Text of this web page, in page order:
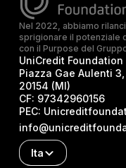
Nel 2022, abbiamo
sprigionare il potenziale
con il Purpose del
UniCredit Foundation
Piazza Gae Aulenti
20154 (MI)
CF: 97342960156
PEC:
Ita